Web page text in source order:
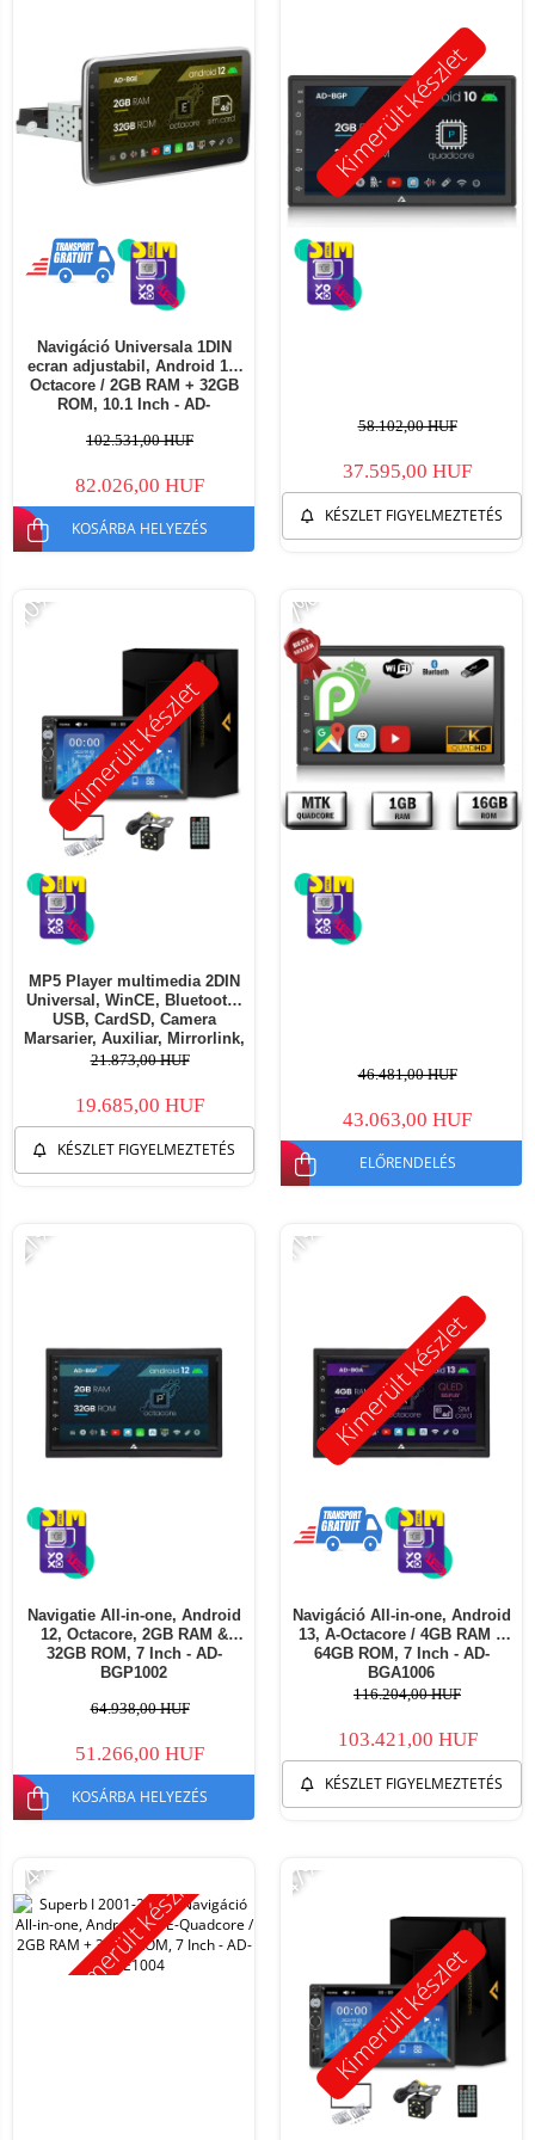
Navigáció Universala 1DIN
ecran adjustabil, Android 12,
Octacore / 2GB RAM + 32GB
ROM, 10.1 Inch - AD-
102.531,00 HUF
82.026,00 HUF
KOSÁRBA HELYEZÉS
Kimerült készlet
58.102,00 HUF
37.595,00 HUF
KÉSZLET FIGYELMEZTETÉS
Kimerült készlet
-10%
MP5 Player multimedia 2DIN
Universal, WinCE, Bluetooth,
USB, CardSD, Camera
Marsarier, Auxiliar, Mirrorlink,
Touchscreen, - AD-BGP7010b
21.873,00 HUF
19.685,00 HUF
KÉSZLET FIGYELMEZTETÉS
-7%
46.481,00 HUF
43.063,00 HUF
ELŐRENDELÉS
-21%
Navigatie All-in-one, Android
12, Octacore, 2GB RAM &
32GB ROM, 7 Inch - AD-
BGP1002
64.938,00 HUF
51.266,00 HUF
KOSÁRBA HELYEZÉS
Kimerült készlet
-11%
Navigáció All-in-one, Android
13, A-Octacore / 4GB RAM +
64GB ROM, 7 Inch - AD-
BGA1006
116.204,00 HUF
103.421,00 HUF
KÉSZLET FIGYELMEZTETÉS
Kimerült készlet
-14%
Kimerült készlet
-47%